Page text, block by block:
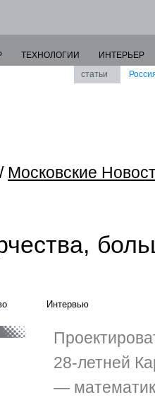
ТЕХНОЛОГИИ
ИНТЕРЬЕР
статьи
Московские
Интервью
28-летней
—